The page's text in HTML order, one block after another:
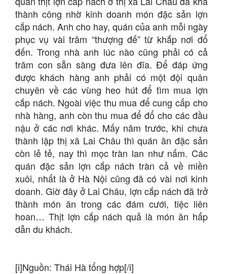
thành công nhờ kinh doanh món đặc sản lợn
cắp nách. Anh cho hay, quán của anh mỗi ngày
phục vụ vài trăm “thượng đế” từ khắp nơi đổ
đến. Trong nhà anh lúc nào cũng phải có cả
trăm con sẵn sàng đưa lên đĩa. Để đáp ứng
được khách hàng anh phải có một đội quân
chuyên về các vùng heo hút để tìm mua lợn
cắp nách. Ngoài việc thu mua để cung cấp cho
nhà hàng, anh còn thu mua để đổ cho các đầu
nậu ở các nơi khác. Mấy năm trước, khi chưa
thành lập thị xã Lai Châu thì quán ăn đặc sản
còn lẻ tẻ, nay thì mọc tràn lan như nấm. Các
quán đặc sản lợn cắp nách tràn cả về miền
xuôi, nhất là ở Hà Nội cũng đã có vài nơi kinh
doanh. Giờ đây ở Lai Châu, lợn cắp nách đã trở
thành món ăn trong các đám cưới, tiệc liên
hoan… Thịt lợn cắp nách quả là món ăn hấp
dẫn du khách.
[i]Nguồn: Thái Hà tổng hợp[/i]